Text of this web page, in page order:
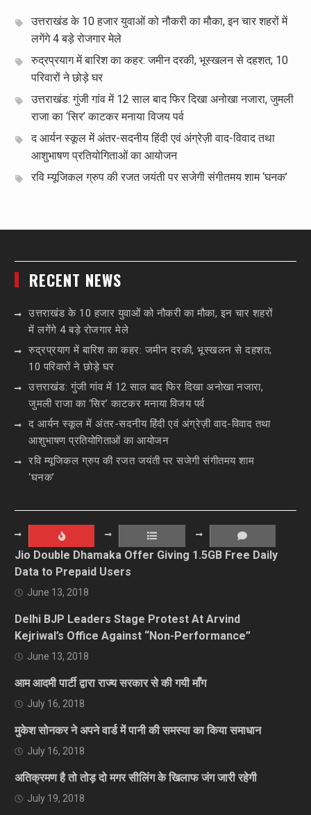
उत्तराखंड के 10 हजार युवाओं को नौकरी का मौका, इन चार शहरों में
लगेंगे 4 बड़े रोजगार मेले
रुद्रप्रयाग में बारिश का कहर: जमीन दरकी, भूस्खलन से दहशत; 10
परिवारों ने छोड़े घर
उत्तराखंड: गुंजी गांव में 12 साल बाद फिर दिखा अनोखा नजारा, जुमली
राजा का ‘सिर’ काटकर मनाया विजय पर्व
द आर्यन स्कूल में अंतर-सदनीय हिंदी एवं अंग्रेज़ी वाद-विवाद तथा
आशुभाषण प्रतियोगिताओं का आयोजन
रवि म्यूजिकल ग्रुप की रजत जयंती पर सजेगी संगीतमय शाम ‘घनक’
RECENT NEWS
उत्तराखंड के 10 हजार युवाओं को नौकरी का मौका, इन चार शहरों
में लगेंगे 4 बड़े रोजगार मेले
रुद्रप्रयाग में बारिश का कहर: जमीन दरकी, भूस्खलन से दहशत;
10 परिवारों ने छोड़े घर
उत्तराखंड: गुंजी गांव में 12 साल बाद फिर दिखा अनोखा नजारा,
जुमली राजा का ‘सिर’ काटकर मनाया विजय पर्व
द आर्यन स्कूल में अंतर-सदनीय हिंदी एवं अंग्रेज़ी वाद-विवाद तथा
आशुभाषण प्रतियोगिताओं का आयोजन
रवि म्यूजिकल ग्रुप की रजत जयंती पर सजेगी संगीतमय शाम
‘घनक’
Jio Double Dhamaka Offer Giving 1.5GB Free Daily
Data to Prepaid Users
June 13, 2018
Delhi BJP Leaders Stage Protest At Arvind
Kejriwal’s Office Against “Non-Performance”
June 13, 2018
आम आदमी पार्टी द्वारा राज्य सरकार से की गयी माँग
July 16, 2018
मुकेश सोनकर ने अपने वार्ड में पानी की समस्या का किया समाधान
July 16, 2018
अतिक्रमण है तो तोड़ दो मगर सीलिंग के खिलाफ जंग जारी रहेगी
July 19, 2018